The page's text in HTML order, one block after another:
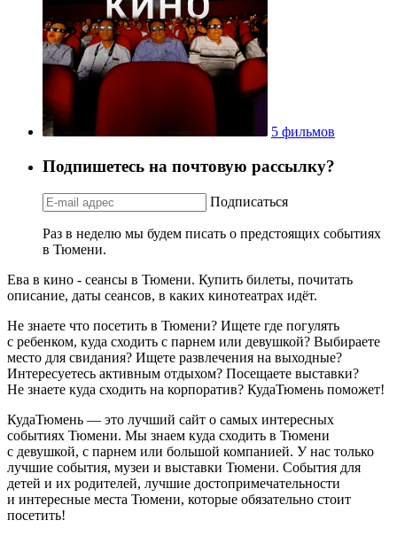
5 фильмов
Подпишетесь на почтовую рассылку?
Подписаться
Раз в неделю мы будем писать о предстоящих событиях
в Тюмени.
Ева в кино - сеансы в Тюмени. Купить билеты, почитать
описание, даты сеансов, в каких кинотеатрах идёт.
Не знаете что посетить в Тюмени? Ищете где погулять
с ребенком, куда сходить с парнем или девушкой? Выбираете
место для свидания? Ищете развлечения на выходные?
Интересуетесь активным отдыхом? Посещаете выставки?
Не знаете куда сходить на корпоратив? КудаТюмень поможет!
КудаТюмень — это лучший сайт о самых интересных
событиях Тюмени. Мы знаем куда сходить в Тюмени
с девушкой, с парнем или большой компанией. У нас только
лучшие события, музеи и выставки Тюмени. События для
детей и их родителей, лучшие достопримечательности
и интересные места Тюмени, которые обязательно стоит
посетить!